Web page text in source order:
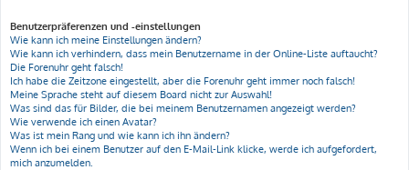
Benutzerpräferenzen und -einstellungen
Wie kann ich meine Einstellungen ändern?
Wie kann ich verhindern, dass mein Benutzername in der Online-Liste auftaucht?
Die Forenuhr geht falsch!
Ich habe die Zeitzone eingestellt, aber die Forenuhr geht immer noch falsch!
Meine Sprache steht auf diesem Board nicht zur Auswahl!
Was sind das für Bilder, die bei meinem Benutzernamen angezeigt werden?
Wie verwende ich einen Avatar?
Was ist mein Rang und wie kann ich ihn ändern?
Wenn ich bei einem Benutzer auf den E-Mail-Link klicke, werde ich aufgefordert,
mich anzumelden.